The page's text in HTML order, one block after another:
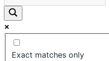
Exact matches only